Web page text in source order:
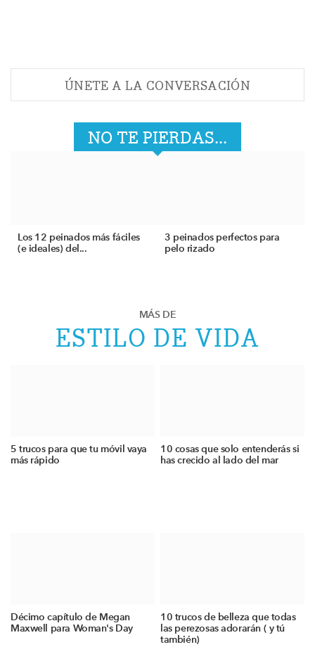
ÚNETE A LA CONVERSACIÓN
NO TE PIERDAS...
Los 12 peinados más fáciles
(e ideales) del...
3 peinados perfectos para
pelo rizado
MÁS DE
ESTILO DE VIDA
5 trucos para que tu móvil vaya
más rápido
10 cosas que solo entenderás si
has crecido al lado del mar
Décimo capítulo de Megan
Maxwell para Woman's Day
10 trucos de belleza que todas
las perezosas adorarán ( y tú
también)